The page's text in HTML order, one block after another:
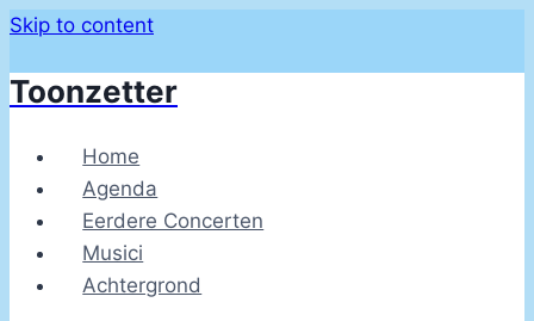
Skip to content
Toonzetter
Home
Agenda
Eerdere Concerten
Musici
Achtergrond